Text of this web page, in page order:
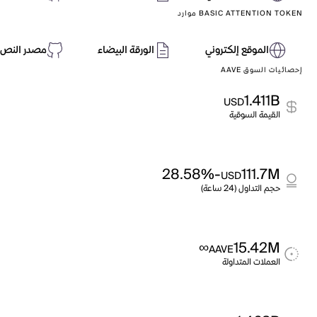
BASIC ATTENTION TOKEN موارد
الموقع إلكتروني الورقة البيضاء مصدر النص
إحصائيات السوق AAVE
1.411B
USD
القيمة السوقية
111.7M
USD
-28.58%
حجم التداول (24 ساعة)
15.42M
AAVE
∞
العملات المتداولة